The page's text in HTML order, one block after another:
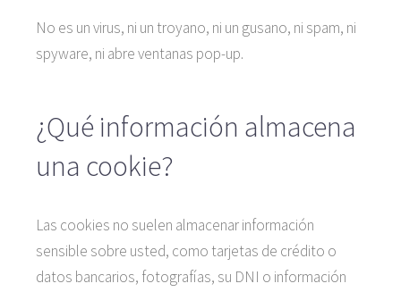
No es un virus, ni un troyano, ni un gusano, ni spam, ni
spyware, ni abre ventanas pop-up.
¿Qué información almacena
una cookie?
Las cookies no suelen almacenar información
sensible sobre usted, como tarjetas de crédito o
datos bancarios, fotografías, su DNI o información